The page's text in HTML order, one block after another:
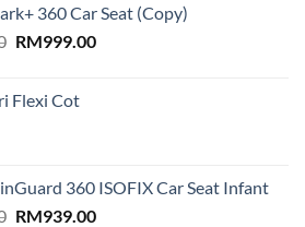
RM689.00.RM599.00.
360 Car Seat (Copy)
Original
RM1,899.00.
RM999.00Current
Flexi Cot
360 ISOFIX Car Seat Infant
Original
RM939.00Current